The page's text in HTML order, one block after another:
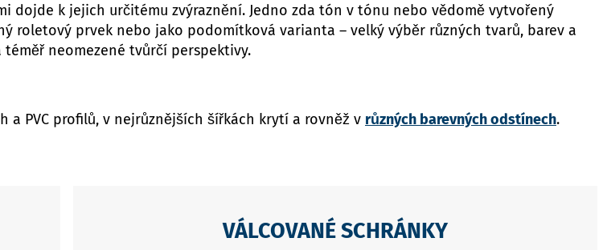
dojde k jejich určitému zvýraznění. Jedno zda tón v tónu nebo vědomě vytvořený
roletový prvek nebo jako podomítková varianta – velký výběr různých tvarů, barev a
neomezené tvůrčí perspektivy.
a PVC profilů, v nejrůznějších šířkách krytí a rovněž v různých barevných odstínech.
VÁLCOVANÉ SCHRÁNKY